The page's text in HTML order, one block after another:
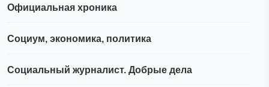
Официальная хроника
Социум, экономика, политика
Социальный журналист. Добрые дела